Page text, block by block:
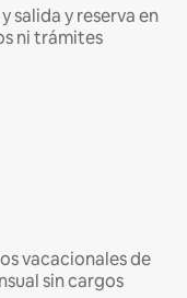
salida y reserva en
ni trámites
vacacionales de
sin cargos